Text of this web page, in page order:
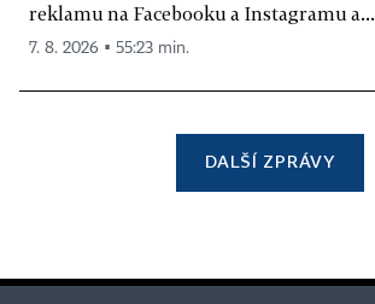
reklamu na Facebooku a Instagramu a...
7. 8. 2026 ▪ 55:23 min.
DALŠÍ ZPRÁVY